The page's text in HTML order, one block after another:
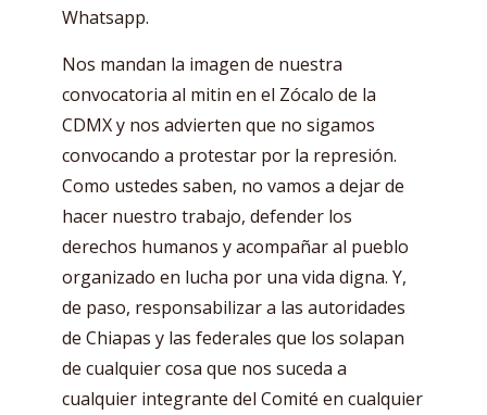
Whatsapp.
Nos mandan la imagen de nuestra
convocatoria al mitin en el Zócalo de la
CDMX y nos advierten que no sigamos
convocando a protestar por la represión.
Como ustedes saben, no vamos a dejar de
hacer nuestro trabajo, defender los
derechos humanos y acompañar al pueblo
organizado en lucha por una vida digna. Y,
de paso, responsabilizar a las autoridades
de Chiapas y las federales que los solapan
de cualquier cosa que nos suceda a
cualquier integrante del Comité en cualquier